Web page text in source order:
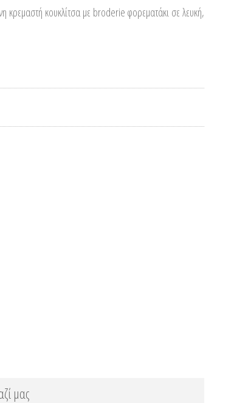
κρεμαστή κουκλίτσα με broderie φορεματάκι σε λευκή,
μας